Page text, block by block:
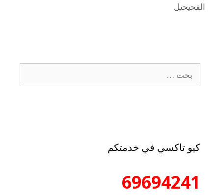
الفحيحيل
كيو تاكسي في خدمتكم
69694241